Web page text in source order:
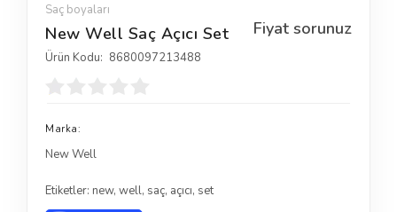
Saç boyaları
Fiyat sorunuz
New Well Saç Açıcı Set
Ürün Kodu: 8680097213488
Marka:
New Well
Etiketler: new, well, saç, açıcı, set